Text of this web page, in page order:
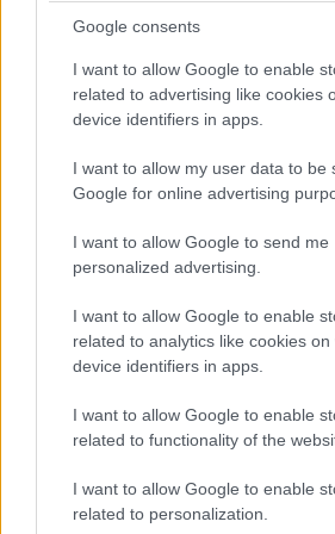
Google consents
I want to allow Google to enable
related to advertising like cookies
device identifiers in apps.
I want to allow my user data to be
Google for online advertising
I want to allow Google to send me
personalized advertising.
I want to allow Google to enable
related to analytics like cookies on
device identifiers in apps.
I want to allow Google to enable
related to functionality of the
I want to allow Google to enable
related to personalization.
Leclerc is gyorsul, már a negyedik öt
állunk 37 perccel a leintés előtt.